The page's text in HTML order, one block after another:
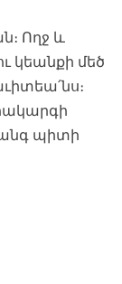
Ողջ և
կեանքի մեծ
պիտի